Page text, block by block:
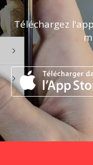
Téléchargez